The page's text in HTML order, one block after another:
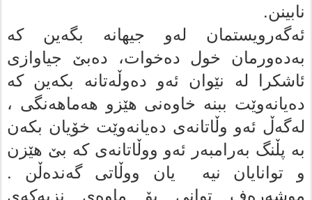
نابینن.
ئەگەرویستمان له‌و جیهانه‌ بگه‌ین که‌
به‌ده‌ورمان خول ده‌خوات، ده‌بێ جیاوازى
ئاشکرا له‌ نێوان ئه‌و ده‌وڵه‌تانه‌ بکەین که‌
ده‌یانه‌وێت ببنە خاوه‌نى هێزو هه‌ماهه‌نگى ،
لەگەڵ ئەو وڵاتانەی ده‌یانه‌وێت خۆیان بکه‌ن
به‌ پڵنگ بەرامبەر ئه‌و ووڵاتانه‌ى که‌ بێ هێزن
و توانایان نیه‌ یان ووڵاتی گه‌نده‌ڵن .
موشه‌ره‌ف توانى بۆ ماوه‌ى نزیه‌که‌ى